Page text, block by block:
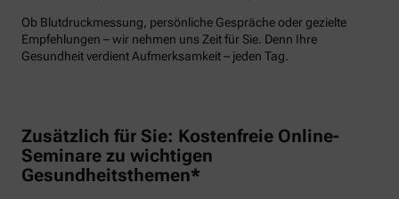
Ob Blutdruckmessung, persönliche Gespräche oder gezielte
Empfehlungen – wir nehmen uns Zeit für Sie. Denn Ihre
Gesundheit verdient Aufmerksamkeit – jeden Tag.
Zusätzlich für Sie: Kostenfreie Online-
Seminare zu wichtigen
Gesundheitsthemen*